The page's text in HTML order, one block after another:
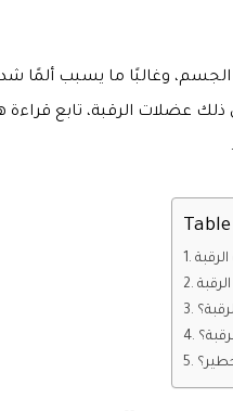
وغالبًا ما يسبب ألمًا
عضلات الرقبة، تابع